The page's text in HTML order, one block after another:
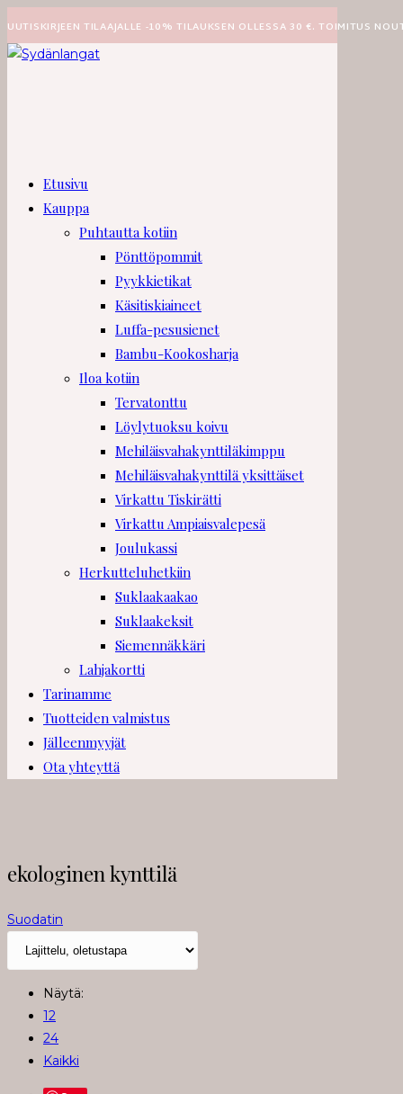
suoraan
sisältöön
UUTISKIRJEEN TILAAJALLE -10% TILAUKSEN OLLESSA 30 €. TOIMITUS
Etusivu
Kauppa
Puhtautta kotiin
Pönttöpommit
Pyykkietikat
Käsitiskiaineet
Luffa-pesusienet
Bambu-Kookosharja
Iloa kotiin
Tervatonttu
Löylytuoksu koivu
Mehiläisvahakynttiläkimppu
Mehiläisvahakynttilä yksittäiset
Virkattu Tiskirätti
Virkattu Ampiaisvalepesä
Joulukassi
Herkutteluhetkiin
Suklaakaakao
Suklaakeksit
Siemennäkkäri
Lahjakortti
Tarinamme
Tuotteiden valmistus
Jälleenmyyjät
Ota yhteyttä
ekologinen kynttilä
Suodatin
Näytä:
12
24
Kaikki